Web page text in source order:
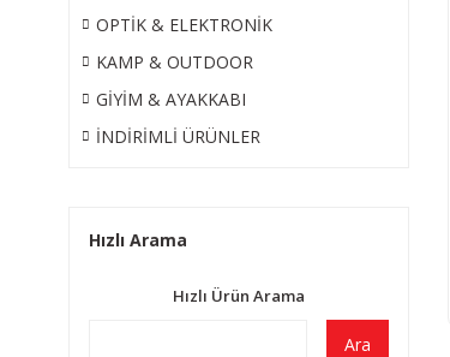
OPTİK & ELEKTRONİK
KAMP & OUTDOOR
GİYİM & AYAKKABI
İNDİRİMLİ ÜRÜNLER
Hızlı Arama
Hızlı Ürün Arama
Ara